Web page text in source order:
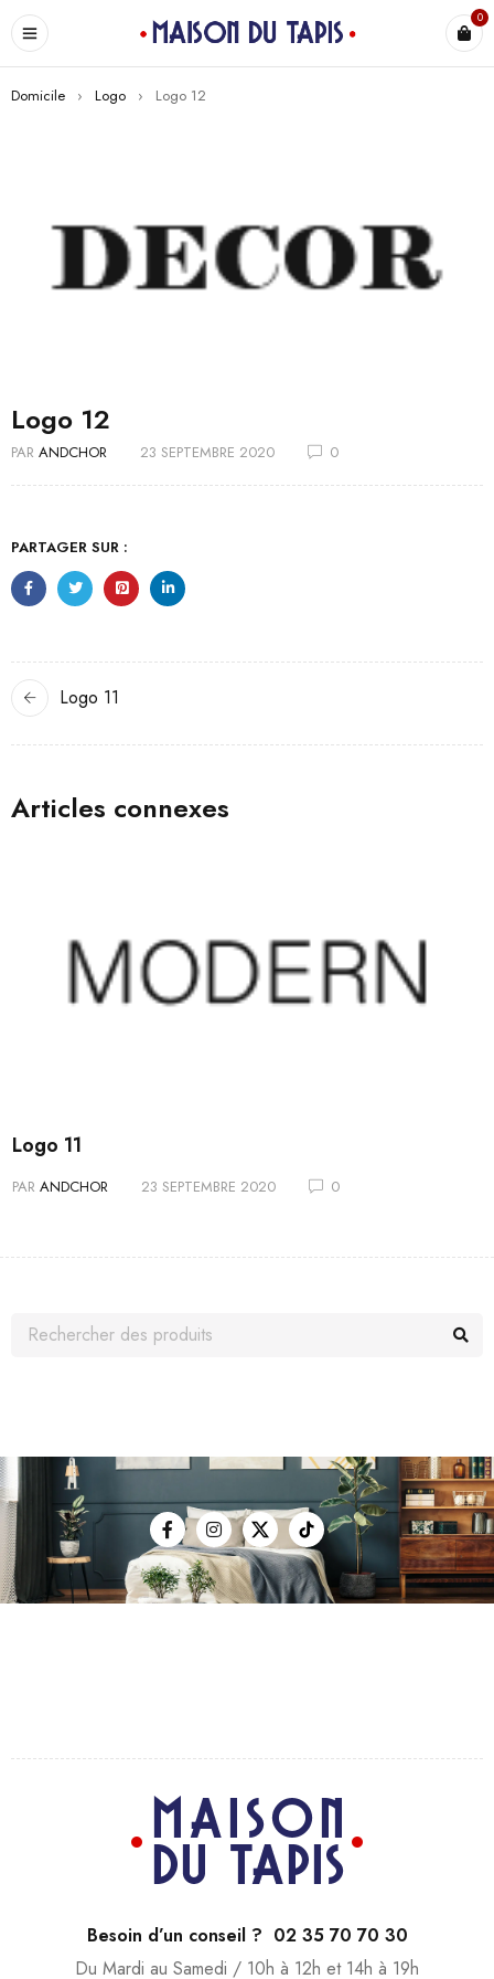
0
Domicile › Logo › Logo 12
Logo 12
PAR ANDCHOR 23 SEPTEMBRE 2020 0
PARTAGER SUR :
Logo 11
Articles connexes
Logo 11
PAR ANDCHOR 23 SEPTEMBRE 2020 0
Besoin d’un conseil ? 02 35 70 70 30
Du Mardi au Samedi / 10h à 12h et 14h à 19h